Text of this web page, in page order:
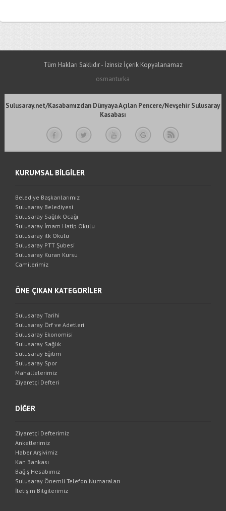
Tüm Hakları Saklıdır - İzinsiz İçerik Kopyalanamaz
osmanturka
Sulusaray.net/Kasabamızdan Dünyaya Açılan Pencere/Nevşehir Sulusaray
Kasabası
KURUMSAL BİLGİLER
Belediye Başkanlarımız
Sulusaray Belediyesi
Sulusaray Sağlık Ocağı
Sulusaray İmam Hatip Okulu
Sulusaray ilk Okulu
Sulusaray PTT Şubesi
Sulusaray Kuran Kursu
Camilerimiz
ÖNE ÇIKAN KATEGORİLER
Sulusaray Tarihi
Sulusaray Örf ve Adetleri
Sulusaray Ekonomisi
Sulusaray Sağlık
Sulusaray Eğitim
Sulusaray Spor
Mahallelerimiz
Ziyaretçi Defteri
DİĞER
Ziyaretçi Defterimiz
Anketlerimiz
Haber Arşivimiz
Kan Bankası
Bağış Hesabımız
Sulusaray Önemli Telefon Numaraları
İletişim Bilgilerimiz